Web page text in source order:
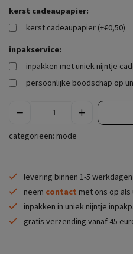
kerst cadeaupapier:
kerst cadeaupapier (+€0,50)
inpakservice:
inpakken met uniek nijntje
persoonlijke boodschap op
categorieën: mode
levering binnen 1-5 werkdagen
neem contact met ons op
inpakken in uniek nijntje
gratis verzending vanaf 45